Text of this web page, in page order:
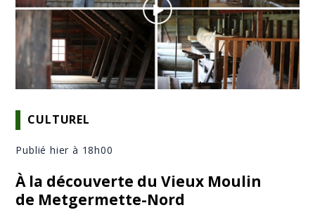
CULTUREL
Publié hier à 18h00
À la découverte du Vieux Moulin
de Metgermette-Nord